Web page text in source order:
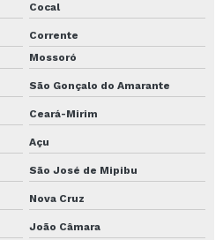
Cocal
Corrente
Mossoró
São Gonçalo do Amarante
Ceará-Mirim
Açu
São José de Mipibu
Nova Cruz
João Câmara